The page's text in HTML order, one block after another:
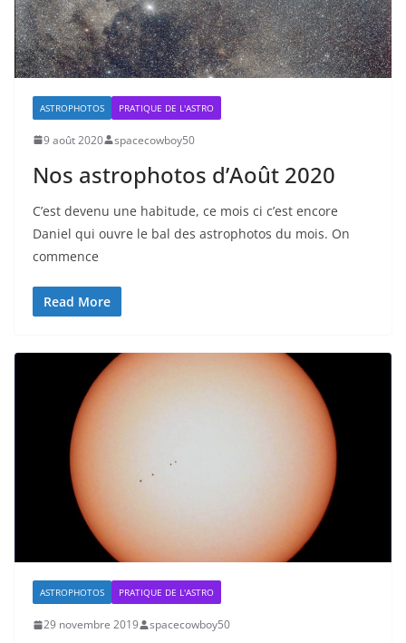
ASTROPHOTOS PRATIQUE DE L'ASTRO
9 août 2020 spacecowboy50
Nos astrophotos d’Août 2020
C’est devenu une habitude, ce mois ci c’est encore
Daniel qui ouvre le bal des astrophotos du mois. On
commence
Read More
ASTROPHOTOS PRATIQUE DE L'ASTRO
29 novembre 2019 spacecowboy50